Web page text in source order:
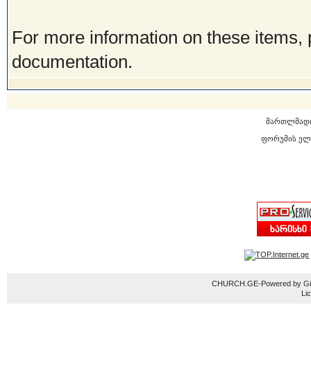
For more information on these
documentation.
ფორუმის
CHURCH.GE-Powered by